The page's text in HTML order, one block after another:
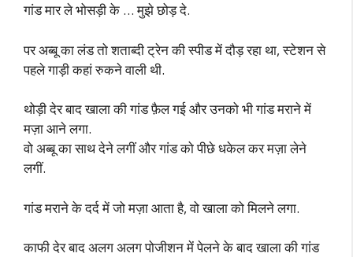
गांड मार ले भोसड़ी के … मुझे छोड़ दे.
पर अब्बू का लंड तो शताब्दी ट्रेन की स्पीड में दौड़ रहा था, स्टेशन से
पहले गाड़ी कहां रुकने वाली थी.
थोड़ी देर बाद खाला की गांड फ़ैल गई और उनको भी गांड मराने में
मज़ा आने लगा.
वो अब्बू का साथ देने लगीं और गांड को पीछे धकेल कर मज़ा लेने
लगीं.
गांड मराने के दर्द में जो मज़ा आता है, वो खाला को मिलने लगा.
काफी देर बाद अलग अलग पोजीशन में पेलने के बाद खाला की गांड